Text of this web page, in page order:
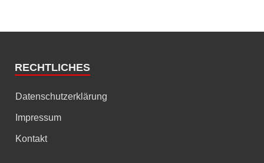
RECHTLICHES
Datenschutzerklärung
Impressum
Kontakt